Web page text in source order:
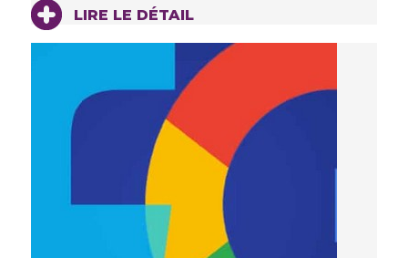
LIRE LE DÉTAIL